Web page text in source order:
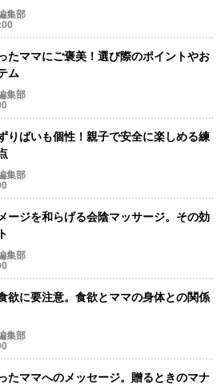
集部
たママにご褒美！選び際のポイントやお
ム
集部
りばいも個性！親子で安全に楽しめる練
集部
ージを和らげる会陰マッサージ。その効
集部
欲に要注意。食欲とママの身体との関係
集部
たママへのメッセージ。贈るときのマナ